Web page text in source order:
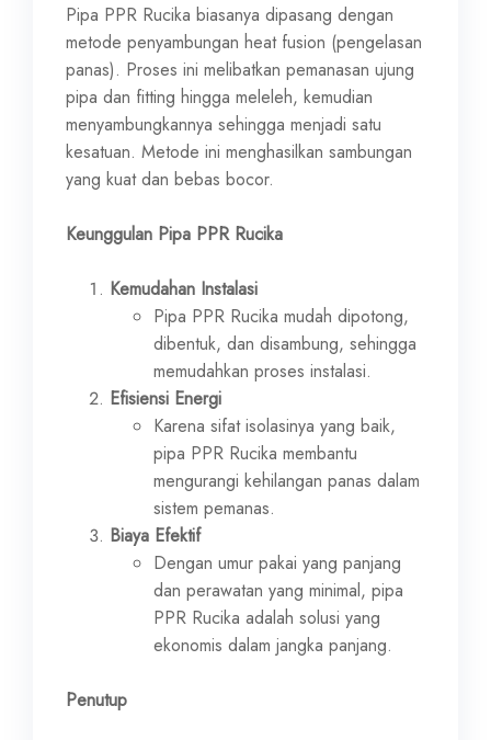
Pipa PPR Rucika biasanya dipasang dengan
metode penyambungan heat fusion (pengelasan
panas). Proses ini melibatkan pemanasan ujung
pipa dan fitting hingga meleleh, kemudian
menyambungkannya sehingga menjadi satu
kesatuan. Metode ini menghasilkan sambungan
yang kuat dan bebas bocor.
Keunggulan Pipa PPR Rucika
Kemudahan Instalasi
Pipa PPR Rucika mudah dipotong,
dibentuk, dan disambung, sehingga
memudahkan proses instalasi.
Efisiensi Energi
Karena sifat isolasinya yang baik,
pipa PPR Rucika membantu
mengurangi kehilangan panas dalam
sistem pemanas.
Biaya Efektif
Dengan umur pakai yang panjang
dan perawatan yang minimal, pipa
PPR Rucika adalah solusi yang
ekonomis dalam jangka panjang.
Penutup